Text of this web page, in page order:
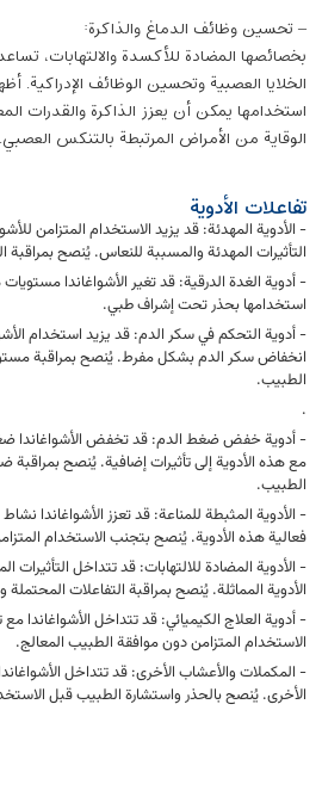
– تحسين وظائف الدماغ والذاكرة:
بخصائصها المضادة للأكسدة والالتهابات،
الخلايا العصبية وتحسين الوظائف الإدراكية.
استخدامها يمكن أن يعزز الذاكرة والقدرات
الوقاية من الأمراض المرتبطة بالتنكس العصبي.
تفاعلات الأدوية
- الأدوية المهدئة: قد يزيد الاستخدام المتزامن
التأثيرات المهدئة والمسببة للنعاس. يُنصح
- أدوية الغدة الدرقية: قد تغير الأشواغاندا
استخدامها بحذر تحت إشراف طبي.
- أدوية التحكم في سكر الدم: قد يزيد استخدام
انخفاض سكر الدم بشكل مفرط. يُنصح بمراقبة
الطبيب.
.
- أدوية خفض ضغط الدم: قد تخفض الأشواغاندا
مع هذه الأدوية إلى تأثيرات إضافية. يُنصح بمراقبة
الطبيب.
- الأدوية المثبطة للمناعة: قد تعزز الأشواغاندا
فعالية هذه الأدوية. يُنصح بتجنب الاستخدام
- الأدوية المضادة للالتهابات: قد تتداخل التأثيرات
الأدوية المماثلة. يُنصح بمراقبة التفاعلات
- أدوية العلاج الكيميائي: قد تتداخل الأشواغاندا
الاستخدام المتزامن دون موافقة الطبيب المعالج.
- المكملات والأعشاب الأخرى: قد تتداخل
الأخرى. يُنصح بالحذر واستشارة الطبيب قبل